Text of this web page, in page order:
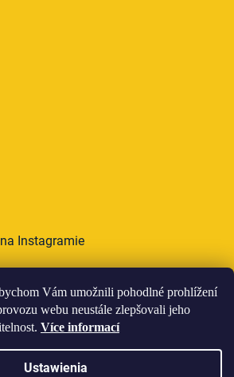
Vám umožnili pohodlné prohlížení
webu neustále zlepšovali jeho
Více informací
Ustawienia
Instagramie
online